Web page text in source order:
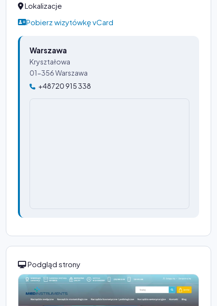
Lokalizacje
Pobierz wizytówkę vCard
Warszawa
Kryształowa
01-356 Warszawa
+48720 915 338
Podgląd strony